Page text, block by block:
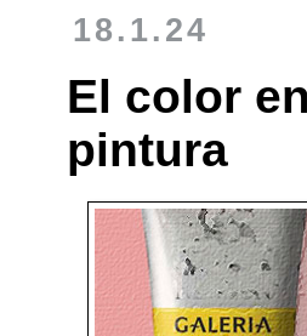
18.1.24
El color
pintura